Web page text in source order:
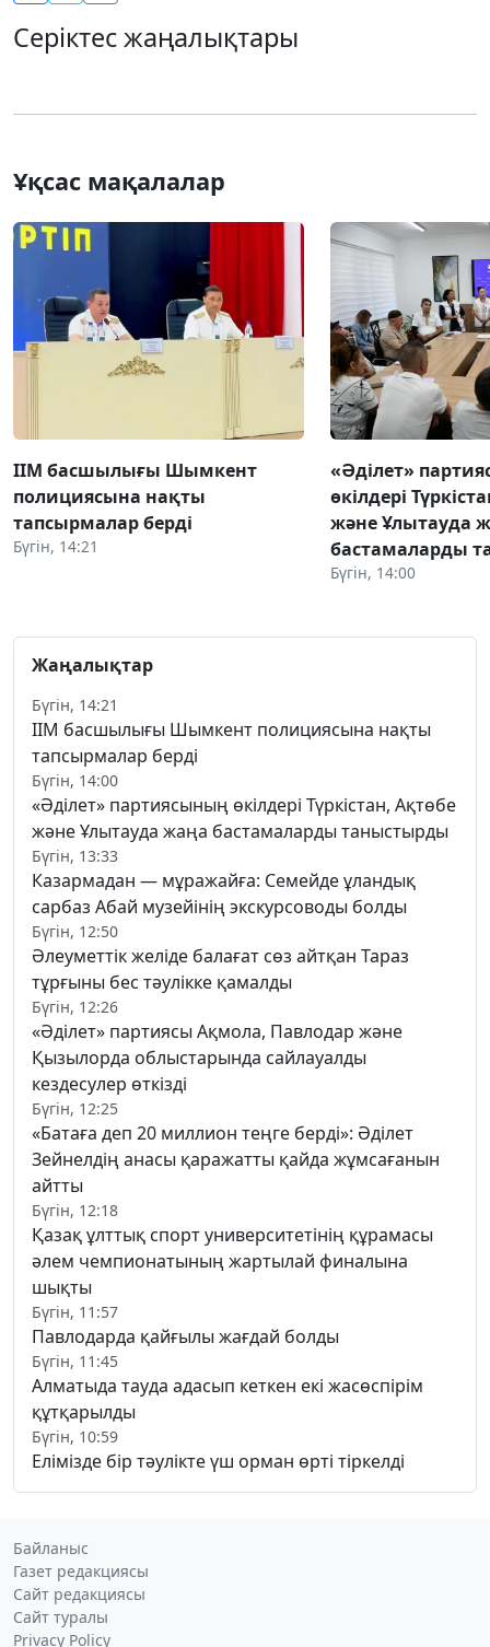
Серіктес жаңалықтары
Ұқсас мақалалар
ІІМ басшылығы Шымкент
полициясына нақты
тапсырмалар берді
Бүгін, 14:21
«Әділет»
өкілдері
және Ұлытауда
бастамаларды
Бүгін, 14:00
Жаңалықтар
Бүгін, 14:21
ІІМ басшылығы Шымкент полициясына нақты
тапсырмалар берді
Бүгін, 14:00
«Әділет» партиясының өкілдері Түркістан, Ақтөбе
және Ұлытауда жаңа бастамаларды таныстырды
Бүгін, 13:33
Казармадан — мұражайға: Семейде ұландық
сарбаз Абай музейінің экскурсоводы болды
Бүгін, 12:50
Әлеуметтік желіде балағат сөз айтқан Тараз
тұрғыны бес тәулікке қамалды
Бүгін, 12:26
«Әділет» партиясы Ақмола, Павлодар және
Қызылорда облыстарында сайлауалды
кездесулер өткізді
Бүгін, 12:25
«Батаға деп 20 миллион теңге берді»: Әділет
Зейнелдің анасы қаражатты қайда жұмсағанын
айтты
Бүгін, 12:18
Қазақ ұлттық спорт университетінің құрамасы
әлем чемпионатының жартылай финалына
шықты
Бүгін, 11:57
Павлодарда қайғылы жағдай болды
Бүгін, 11:45
Алматыда тауда адасып кеткен екі жасөспірім
құтқарылды
Бүгін, 10:59
Елімізде бір тәулікте үш орман өрті тіркелді
Байланыс
Газет редакциясы
Сайт редакциясы
Сайт туралы
Privacy Policy